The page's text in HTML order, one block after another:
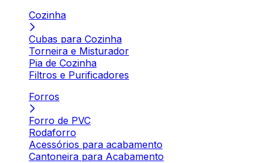
Cozinha
Cubas para Cozinha
Torneira e Misturador
Pia de Cozinha
Filtros e Purificadores
Forros
Forro de PVC
Rodaforro
Acessórios para acabamento
Cantoneira para Acabamento